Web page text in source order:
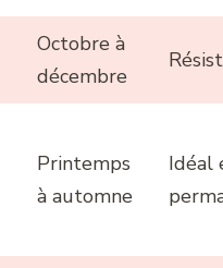
Octobre à
décembre
Printemps
à automne
Idéal